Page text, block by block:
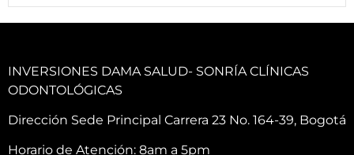
INVERSIONES DAMA SALUD- SONRÍA CLÍNICAS
ODONTOLÓGICAS
Dirección Sede Principal Carrera 23 No. 164-39, Bogotá
Horario de Atención: 8am a 5pm